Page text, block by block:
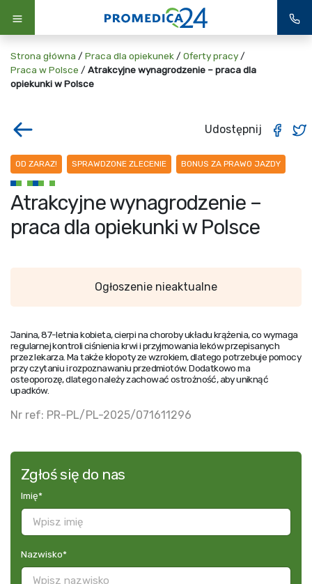
Strona główna / Praca dla opiekunek / Oferty pracy /
Praca w Polsce / Atrakcyjne wynagrodzenie – praca dla
opiekunki w Polsce
Udostępnij
OD ZARAZ! SPRAWDZONE ZLECENIE BONUS ZA PRAWO JAZDY
Atrakcyjne wynagrodzenie –
praca dla opiekunki w Polsce
Ogłoszenie nieaktualne
Janina, 87-letnia kobieta, cierpi na choroby układu krążenia, co wymaga
regularnej kontroli ciśnienia krwi i przyjmowania leków przepisanych
przez lekarza. Ma także kłopoty ze wzrokiem, dlatego potrzebuje pomocy
przy czytaniu i rozpoznawaniu przedmiotów. Dodatkowo ma
osteoporozę, dlatego należy zachować ostrożność, aby uniknąć
upadków.
Nr ref: PR-PL/PL-2025/071611296
Zgłoś się do nas
Imię*
Nazwisko*